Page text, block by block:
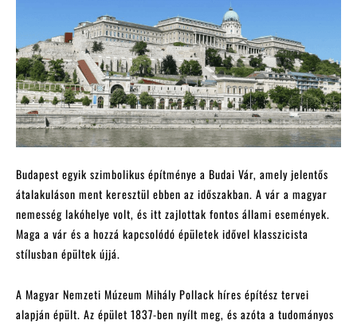
Budapest egyik szimbolikus építménye a Budai Vár, amely jelentős
átalakuláson ment keresztül ebben az időszakban. A vár a magyar
nemesség lakóhelye volt, és itt zajlottak fontos állami események.
Maga a vár és a hozzá kapcsolódó épületek idővel klasszicista
stílusban épültek újjá.
A Magyar Nemzeti Múzeum Mihály Pollack híres építész tervei
alapján épült. Az épület 1837-ben nyílt meg, és azóta a tudományos